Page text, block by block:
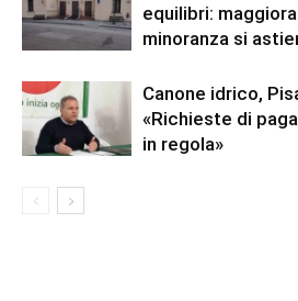
equilibri:
minoranza si
Canone idrico,
«Richieste di
in regola»